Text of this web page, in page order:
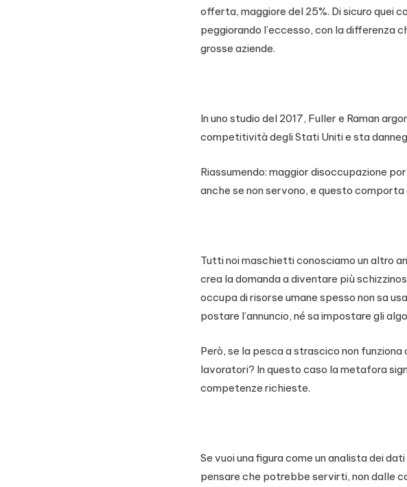
offerta, maggiore del 25%. Di sicuro quei
peggiorando l’eccesso, con la differenza
grosse aziende.
In uno studio del 2017, Fuller e Raman
competitività degli Stati Uniti e sta
Riassumendo: maggior disoccupazione
anche se non servono, e questo
Tutti noi maschietti conosciamo un altro
crea la domanda a diventare più
occupa di risorse umane spesso non sa
postare l’annuncio, né sa impostare gli
Però, se la pesca a strascico non
lavoratori? In questo caso la metafora
competenze richieste.
Se vuoi una figura come un analista dei
pensare che potrebbe servirti, non dalle